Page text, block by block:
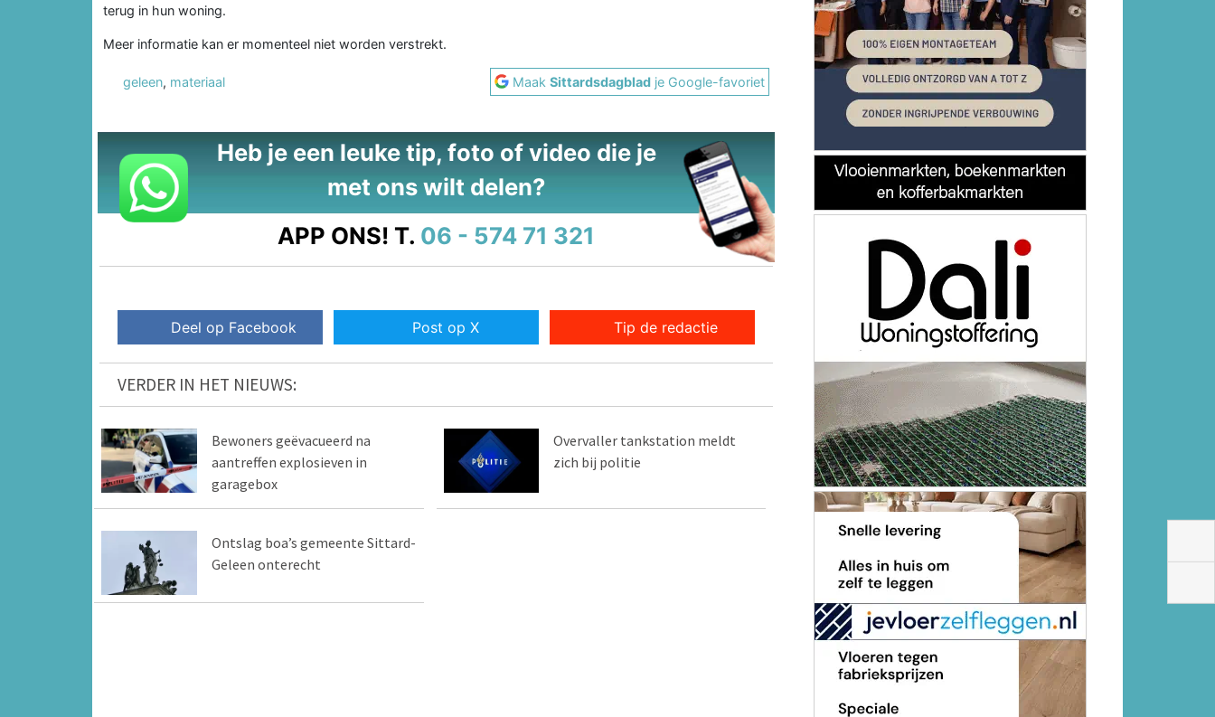
terug in hun woning.
Meer informatie kan er momenteel niet worden verstrekt.
geleen, materiaal MaakSittardsdagblad je Google-favoriet
Heb je een leuke tip, foto of video die je
met ons wilt delen?
APP ONS! T. 06 - 574 71 321
Deel op Facebook Post op X Tip de redactie
VERDER IN HET NIEUWS:
Bewoners geëvacueerd na
aantreffen explosieven in
garagebox
Overvaller tankstation meldt
zich bij politie
Ontslag boa’s gemeente Sittard-
Geleen onterecht